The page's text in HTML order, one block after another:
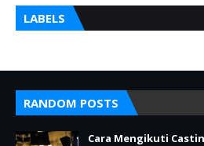
LABELS
RANDOM POSTS
Cara Mengikuti